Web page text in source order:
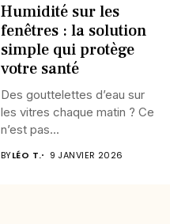
Humidité sur les
fenêtres : la solution
simple qui protège
votre santé
Des gouttelettes d’eau sur
les vitres chaque matin ? Ce
n’est pas...
BYLÉO T. 9 JANVIER 2026